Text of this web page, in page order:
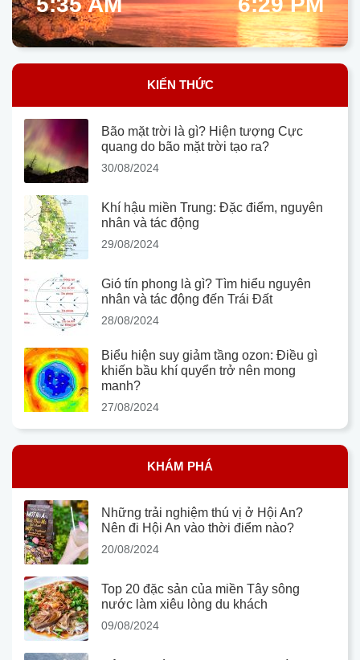
KIẾN THỨC
Bão mặt trời là gì? Hiện tượng Cực
quang do bão mặt trời tạo ra?
30/08/2024
Khí hậu miền Trung: Đặc điểm, nguyên
nhân và tác động
29/08/2024
Gió tín phong là gì? Tìm hiểu nguyên
nhân và tác động đến Trái Đất
28/08/2024
Biểu hiện suy giảm tầng ozon: Điều gì
khiến bầu khí quyển trở nên mong
manh?
27/08/2024
KHÁM PHÁ
Những trải nghiệm thú vị ở Hội An?
Nên đi Hội An vào thời điểm nào?
20/08/2024
Top 20 đặc sản của miền Tây sông
nước làm xiêu lòng du khách
09/08/2024